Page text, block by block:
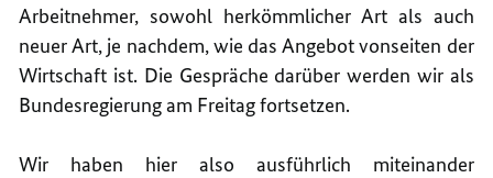
Arbeitnehmer, sowohl herkömmlicher Art als auch
neuer Art, je nachdem, wie das Angebot vonseiten der
Wirtschaft ist. Die Gespräche darüber werden wir als
Bundesregierung am Freitag fortsetzen.
Wir haben hier also ausführlich miteinander